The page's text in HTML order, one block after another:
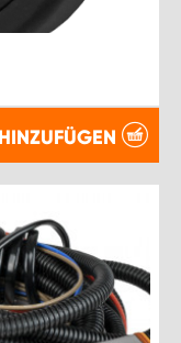
HINZUFÜGEN